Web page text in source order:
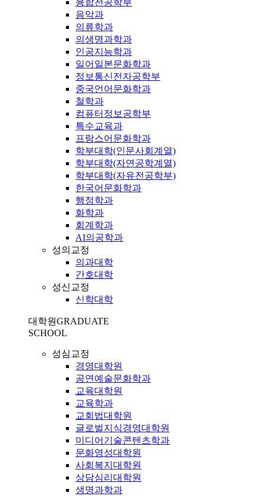
융합전공학부
음악과
의류학과
의생명과학과
인공지능학과
일어일본문화학과
정보통신전자공학부
중국언어문화학과
철학과
컴퓨터정보공학부
특수교육과
프랑스어문화학과
학부대학(인문사회계열)
학부대학(자연공학계열)
학부대학(자유전공학부)
한국어문화학과
행정학과
화학과
회계학과
AI의공학과
성의교정
의과대학
간호대학
성신교정
신학대학
대학원GRADUATE
SCHOOL
성심교정
경영대학원
공연예술문화학과
교육대학원
교육학과
교회법대학원
글로벌지식경영대학원
미디어기술콘텐츠학과
문화영성대학원
사회복지대학원
상담심리대학원
생명과학과